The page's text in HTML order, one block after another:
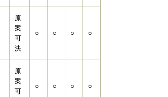
原
案
可
決
○ ○ ○ ○
原
案
可
○ ○ ○ ○